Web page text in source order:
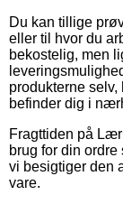
Du kan tillige
eller til hvor du
bekostelig, men
produkterne
befinder dig i
Fragttiden på
brug for din
vi besigtiger den
vare.